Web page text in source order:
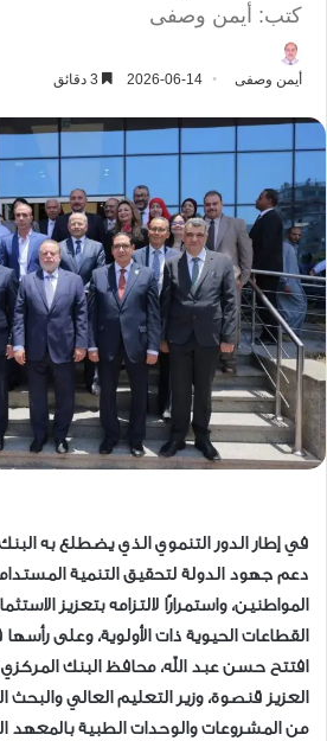
كتب: أيمن وصفى
أيمن وصفى 2026-06-14
في إطار الدور التنموي الذي يضطلع به
دعم جهود الدولة لتحقيق التنمية
المواطنين، واستمرارًا لالتزامه بتعزيز
القطاعات الحيوية ذات الأولوية، وعلى
افتتح حسن عبد الله، محافظ البنك
العزيز قنصوة، وزير التعليم العالي والبحث
من المشروعات والوحدات الطبية بالمعهد